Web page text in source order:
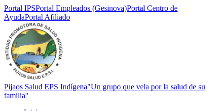
Portal IPSPortal Empleados (Gesinova)Portal Centro de
AyudaPortal Afiliado
Pijaos Salud EPS Indígena"Un grupo que vela por la salud de su
familia"